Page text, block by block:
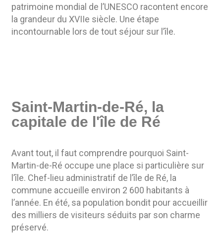
patrimoine mondial de l’UNESCO racontent encore
la grandeur du XVIIe siècle. Une étape
incontournable lors de tout séjour sur l’île.
Saint-Martin-de-Ré, la
capitale de l'île de Ré
Avant tout, il faut comprendre pourquoi Saint-
Martin-de-Ré occupe une place si particulière sur
l’île. Chef-lieu administratif de l’île de Ré, la
commune accueille environ 2 600 habitants à
l’année. En été, sa population bondit pour accueillir
des milliers de visiteurs séduits par son charme
préservé.